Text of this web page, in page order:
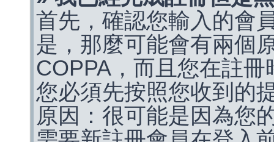
首先，確認您輸入的會
是，那麼可能會有兩個
COPPA，而且您在註
您必須先按照您收到的
原因：很可能是因為您